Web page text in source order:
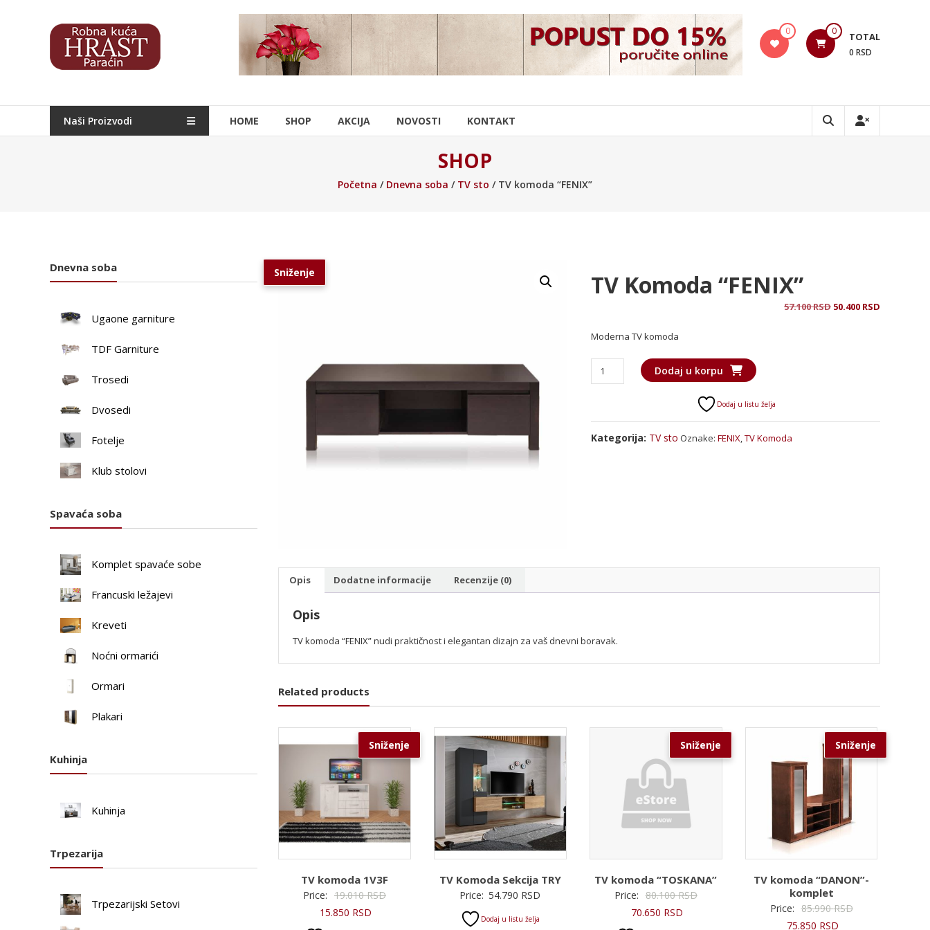
Hrast
Nameštaj
0 0 TOTAL
0 RSD
Naši Proizvodi HOME SHOP AKCIJA NOVOSTI KONTAKT
SHOP
Početna / Dnevna soba / TV sto / TV komoda “FENIX”
Sniženje TV Komoda “FENIX”
57.100RSD Originalna
50.400 RSD
Moderna TV komoda
komoda
Dodaj u korpu
Dodaj u listu želja
Kategorija: TV sto Oznake:FENIX,TV Komoda
Opis Dodatne informacije Recenzije (0)
Opis
TV komoda “FENIX” nudi praktičnost i elegantan dizajn za vaš dnevni boravak.
Related products
Sniženje
TV komoda 1V3F
Price: 19.010RSDOriginalna
15.850 RSDTrenutna
TV Komoda Sekcija TRY
Price: 54.790 RSD
Dodaj u listu želja
Sniženje
TV komoda “TOSKANA”
Price: 80.100RSDOriginalna
70.650 RSDTrenutna
Sniženje
TV komoda “DANON”-
komplet
Price: 85.990RSDOriginalna
75.850 RSDTrenutna
Dnevna soba
Ugaone garniture
TDF Garniture
Trosedi
Dvosedi
Fotelje
Klub stolovi
Spavaća soba
Komplet spavaće sobe
Francuski ležajevi
Kreveti
Noćni ormarići
Ormari
Plakari
Kuhinja
Kuhinja
Trpezarija
Trpezarijski Setovi